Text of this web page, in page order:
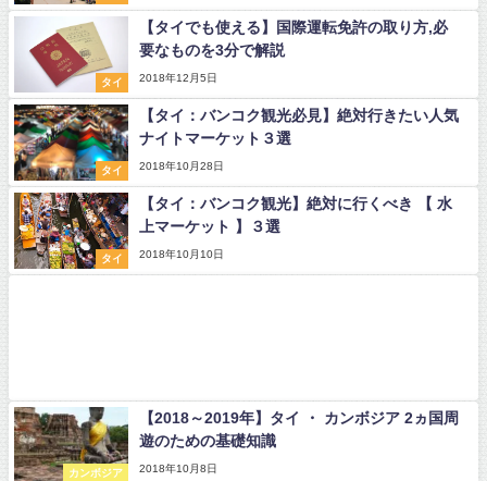
タイ
【タイでも使える】国際運転免許の取り方,必
要なものを3分で解説
2018年12月5日
タイ
【タイ：バンコク観光必見】絶対行きたい人気
ナイトマーケット３選
2018年10月28日
タイ
【タイ：バンコク観光】絶対に行くべき 【 水
上マーケット 】３選
2018年10月10日
カンボジア
【2018～2019年】タイ ・ カンボジア 2ヵ国周
遊のための基礎知識
2018年10月8日